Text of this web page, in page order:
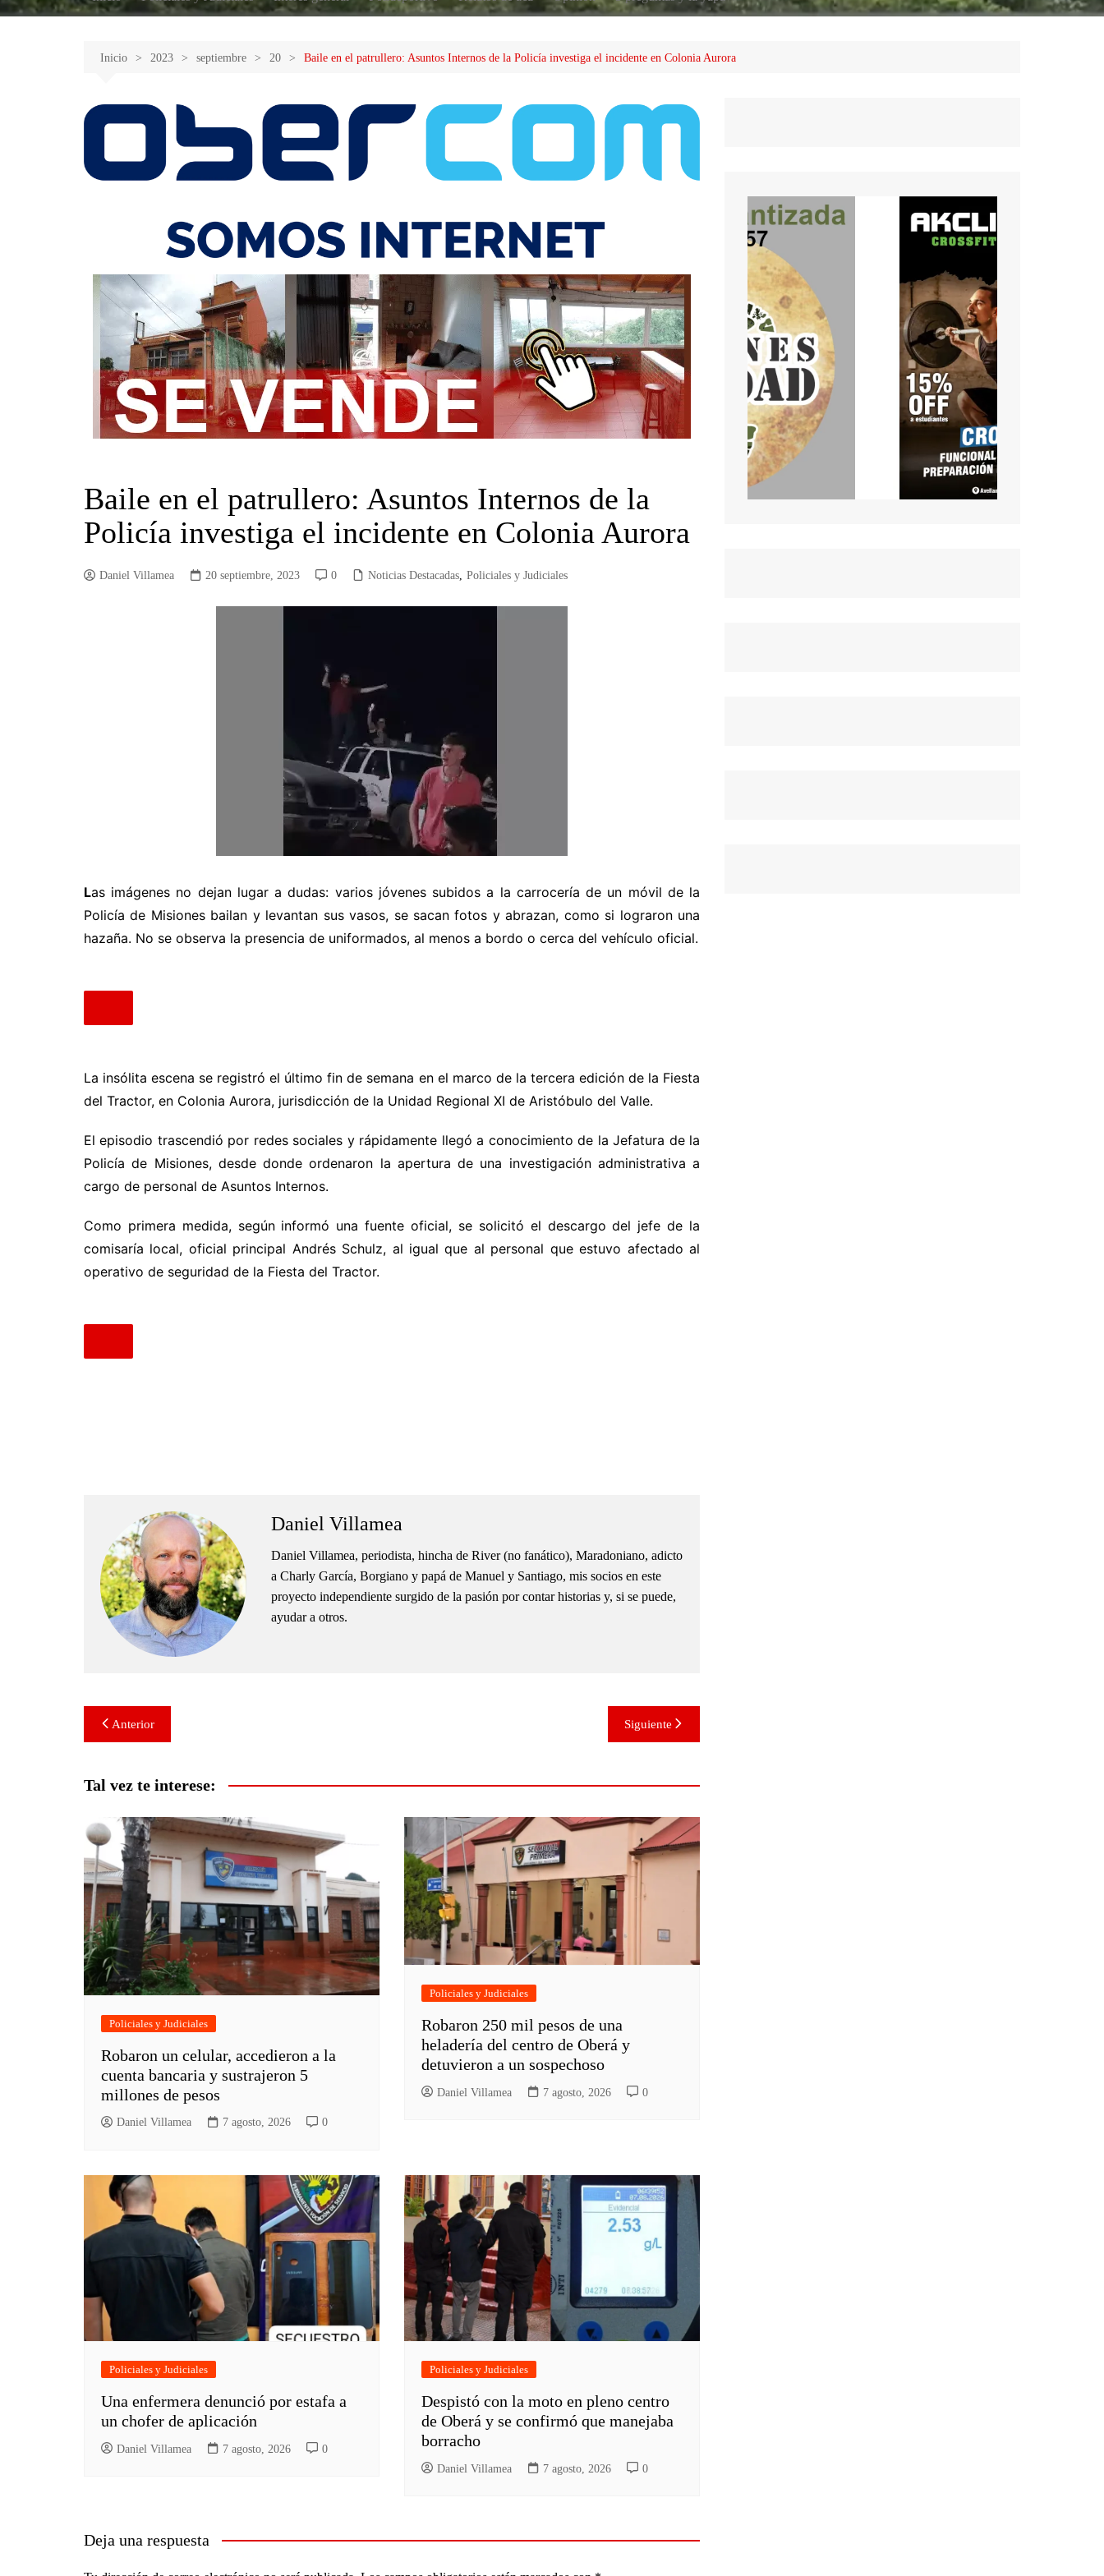
Inicio 2023 septiembre 20 Baile en el patrullero: Asuntos Internos de la Policía investiga el incidente en Colonia Aurora
Baile en el patrullero: Asuntos Internos de la
Policía investiga el incidente en Colonia Aurora
Daniel Villamea 20 septiembre, 2023 0 Noticias Destacadas, Policiales y Judiciales
Las imágenes no dejan lugar a dudas: varios jóvenes subidos a la carrocería de un móvil de la
Policía de Misiones bailan y levantan sus vasos, se sacan fotos y abrazan, como si lograron una
hazaña. No se observa la presencia de uniformados, al menos a bordo o cerca del vehículo oficial.
La insólita escena se registró el último fin de semana en el marco de la tercera edición de la Fiesta
del Tractor, en Colonia Aurora, jurisdicción de la Unidad Regional XI de Aristóbulo del Valle.
El episodio trascendió por redes sociales y rápidamente llegó a conocimiento de la Jefatura de la
Policía de Misiones, desde donde ordenaron la apertura de una investigación administrativa a
cargo de personal de Asuntos Internos.
Como primera medida, según informó una fuente oficial, se solicitó el descargo del jefe de la
comisaría local, oficial principal Andrés Schulz, al igual que al personal que estuvo afectado al
operativo de seguridad de la Fiesta del Tractor.
Daniel Villamea
Daniel Villamea, periodista, hincha de River (no fanático), Maradoniano, adicto
a Charly García, Borgiano y papá de Manuel y Santiago, mis socios en este
proyecto independiente surgido de la pasión por contar historias y, si se puede,
ayudar a otros.
Navegación
de
entradas
Anterior Siguiente
Tal vez te interese:
Policiales y Judiciales
Robaron un celular, accedieron a la
cuenta bancaria y sustrajeron 5
millones de pesos
Daniel Villamea 7 agosto, 2026 0
Policiales y Judiciales
Robaron 250 mil pesos de una
heladería del centro de Oberá y
detuvieron a un sospechoso
Daniel Villamea 7 agosto, 2026 0
Policiales y Judiciales
Una enfermera denunció por estafa a
un chofer de aplicación
Daniel Villamea 7 agosto, 2026 0
Policiales y Judiciales
Despistó con la moto en pleno centro
de Oberá y se confirmó que manejaba
borracho
Daniel Villamea 7 agosto, 2026 0
Deja una respuesta